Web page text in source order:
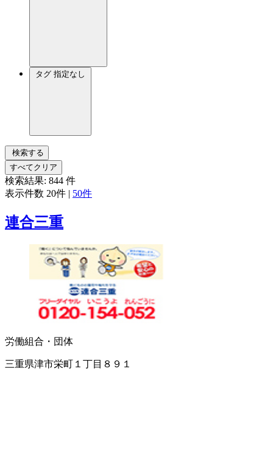
タグ 指定なし
検索する
すべてクリア
検索結果: 844 件
表示件数 20件 | 50件
連合三重
労働組合・団体
三重県津市栄町１丁目８９１